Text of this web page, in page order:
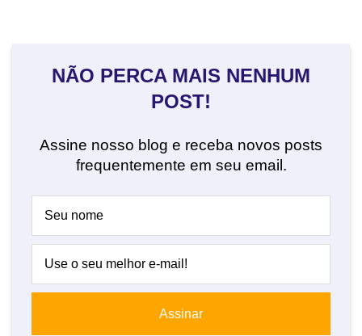
NÃO PERCA MAIS NENHUM
POST!
Assine nosso blog e receba novos posts
frequentemente em seu email.